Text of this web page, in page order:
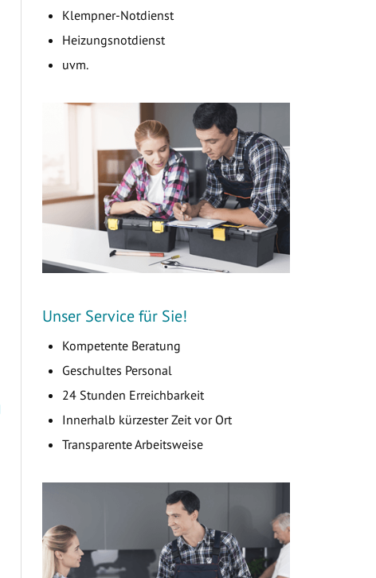
Klempner-Notdienst
Heizungsnotdienst
uvm.
Unser Service für Sie!
Kompetente Beratung
Geschultes Personal
24 Stunden Erreichbarkeit
Innerhalb kürzester Zeit vor Ort
Transparente Arbeitsweise